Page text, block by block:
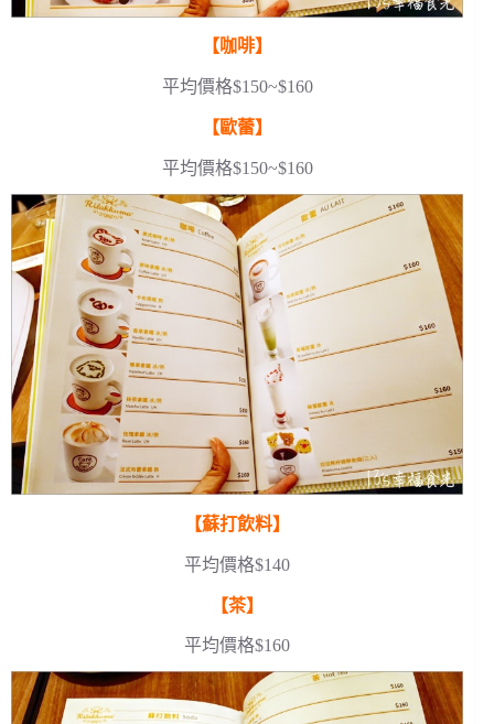
【咖啡】
平均價格$150~$160
【歐蕾】
平均價格$150~$160
【蘇打飲料】
平均價格$140
【茶】
平均價格$160